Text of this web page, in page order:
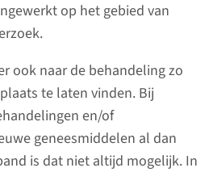
op het gebied van
ook naar de behandeling zo
te laten vinden. Bij
en/of
genees­middelen al dan
is dat niet altijd mogelijk. In
agressief
lymfoom
2026